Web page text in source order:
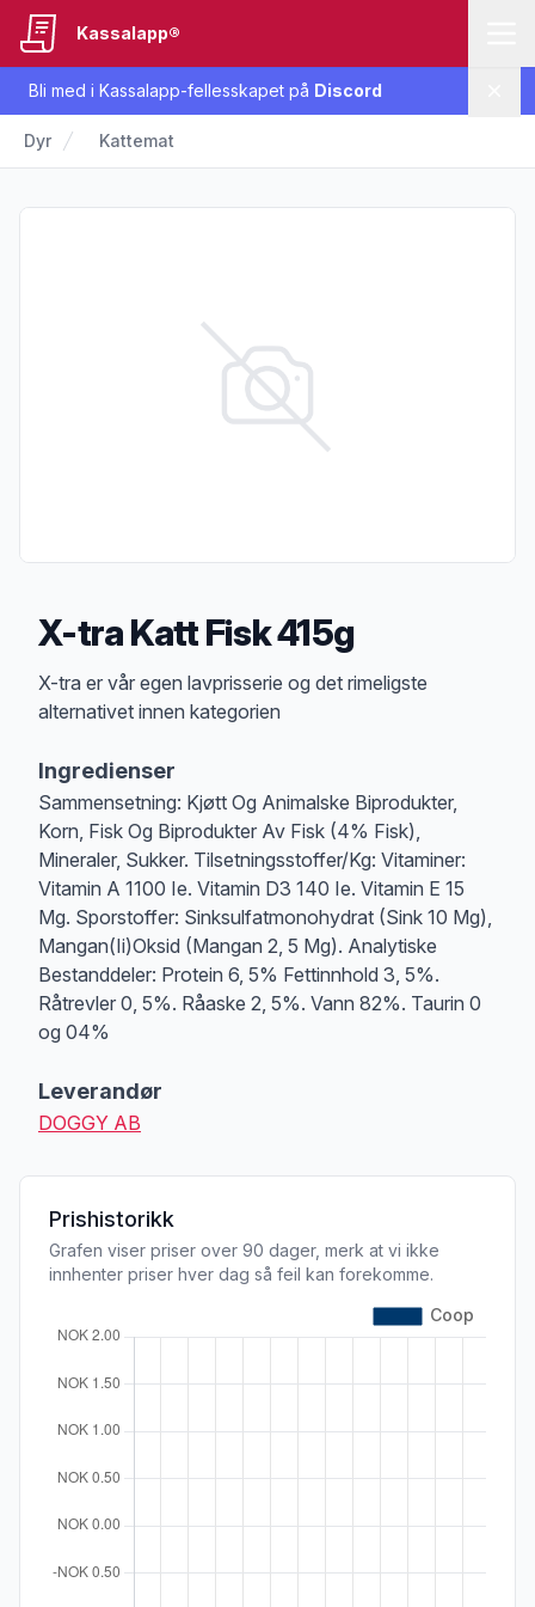
Bli med i Kassalapp-fellesskapet på Discord
Kassalapp®
Dyr Kattemat
X-tra Katt Fisk 415g
Produktbeskrivelse
X-tra er vår egen lavprisserie og det rimeligste
alternativet innen kategorien
Ingredienser
Sammensetning: Kjøtt Og Animalske Biprodukter,
Korn, Fisk Og Biprodukter Av Fisk (4% Fisk),
Mineraler, Sukker. Tilsetningsstoffer/Kg: Vitaminer:
Vitamin A 1100 Ie. Vitamin D3 140 Ie. Vitamin E 15
Mg. Sporstoffer: Sinksulfatmonohydrat (Sink 10 Mg),
Mangan(Ii)Oksid (Mangan 2, 5 Mg). Analytiske
Bestanddeler: Protein 6, 5% Fettinnhold 3, 5%.
Råtrevler 0, 5%. Råaske 2, 5%. Vann 82%. Taurin 0
og 04%
Leverandør
DOGGY AB
Prishistorikk
Grafen viser priser over 90 dager, merk at vi ikke
innhenter priser hver dag så feil kan forekomme.